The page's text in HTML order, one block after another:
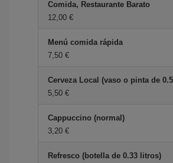
Comida, Restaurante Barato
12,00 €
Menú comida rápida
7,50 €
Cerveza Local (vaso o pinta de
5,50 €
Cappuccino (normal)
3,20 €
Refresco (botella de 0.33 litros)